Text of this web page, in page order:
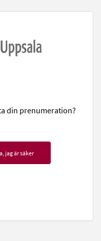
din prenumeration?